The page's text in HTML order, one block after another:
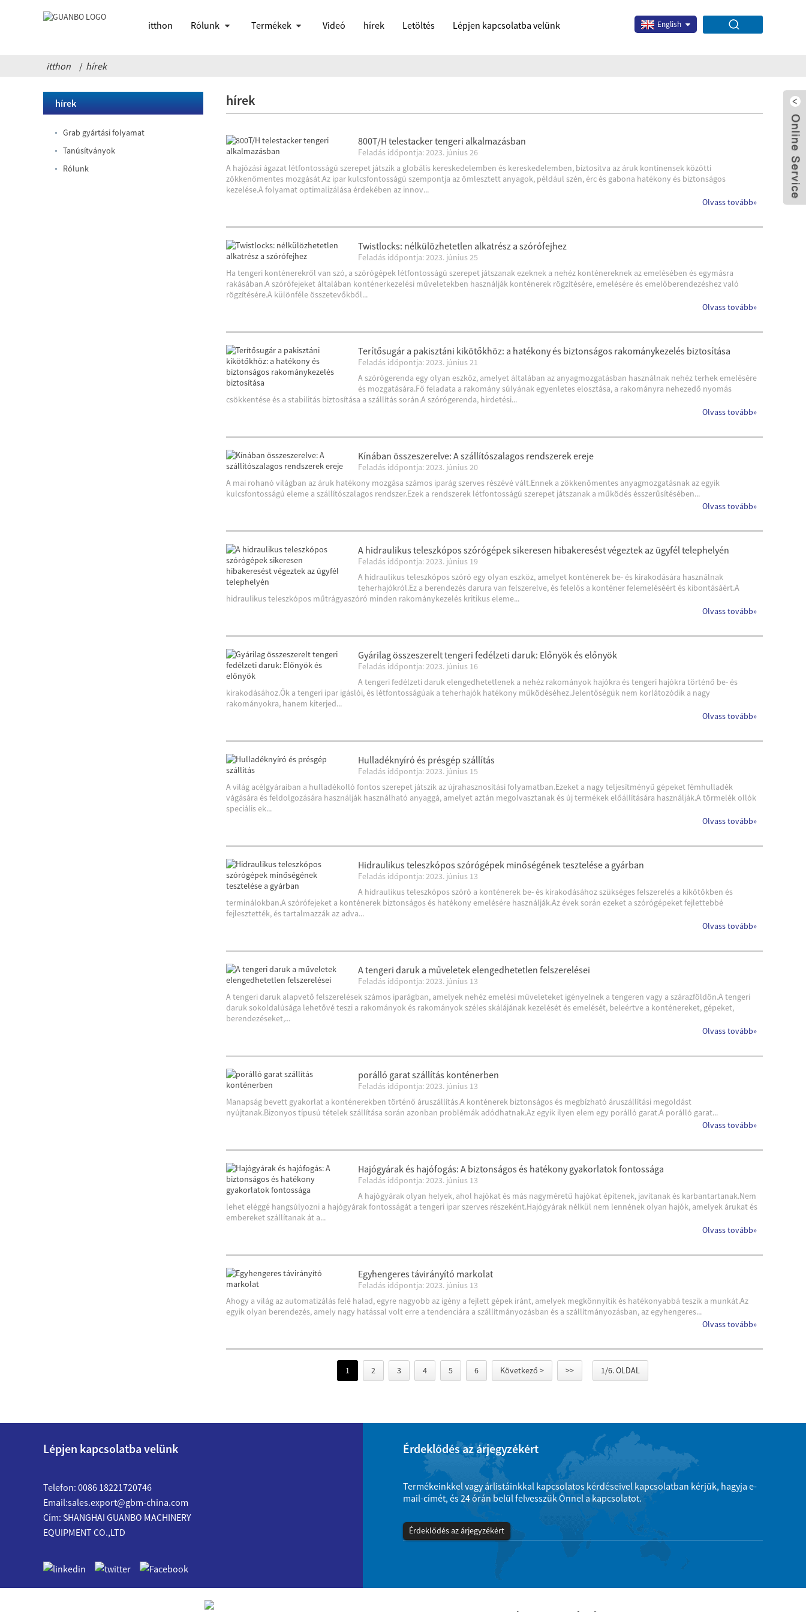
English
itthon Rólunk Termékek Videó hírek Letöltés Lépjen kapcsolatba velünk
itthon hírek
hírek
Grab gyártási folyamat
Tanúsítványok
Rólunk
hírek
800T/H telestacker tengeri alkalmazásban
Feladás időpontja: 2023. június 26
A hajózási ágazat létfontosságú szerepet játszik a globális kereskedelemben és kereskedelemben, biztosítva az áruk kontinensek közötti
zökkenőmentes mozgását.Az ipar kulcsfontosságú szempontja az ömlesztett anyagok, például szén, érc és gabona hatékony és biztonságos
kezelése.A folyamat optimalizálása érdekében az innov...
Olvass tovább»
Twistlocks: nélkülözhetetlen alkatrész a szórófejhez
Feladás időpontja: 2023. június 25
Ha tengeri konténerekről van szó, a szórógépek létfontosságú szerepet játszanak ezeknek a nehéz konténereknek az emelésében és egymásra
rakásában.A szórófejeket általában konténerkezelési műveletekben használják konténerek rögzítésére, emelésére és emelőberendezéshez való
rögzítésére.A különféle összetevőkből...
Olvass tovább»
Terítősugár a pakisztáni kikötőkhöz: a hatékony és biztonságos rakománykezelés biztosítása
Feladás időpontja: 2023. június 21
A szórógerenda egy olyan eszköz, amelyet általában az anyagmozgatásban használnak nehéz terhek emelésére
és mozgatására.Fő feladata a rakomány súlyának egyenletes elosztása, a rakományra nehezedő nyomás
csökkentése és a stabilitás biztosítása a szállítás során.A szórógerenda, hirdetési...
Olvass tovább»
Kínában összeszerelve: A szállítószalagos rendszerek ereje
Feladás időpontja: 2023. június 20
A mai rohanó világban az áruk hatékony mozgása számos iparág szerves részévé vált.Ennek a zökkenőmentes anyagmozgatásnak az egyik
kulcsfontosságú eleme a szállítószalagos rendszer.Ezek a rendszerek létfontosságú szerepet játszanak a működés ésszerűsítésében...
Olvass tovább»
A hidraulikus teleszkópos szórógépek sikeresen hibakeresést végeztek az ügyfél telephelyén
Feladás időpontja: 2023. június 19
A hidraulikus teleszkópos szóró egy olyan eszköz, amelyet konténerek be- és kirakodására használnak
teherhajókról.Ez a berendezés darura van felszerelve, és felelős a konténer felemeléséért és kibontásáért.A
hidraulikus teleszkópos műtrágyaszóró minden rakománykezelés kritikus eleme...
Olvass tovább»
Gyárilag összeszerelt tengeri fedélzeti daruk: Előnyök és előnyök
Feladás időpontja: 2023. június 16
A tengeri fedélzeti daruk elengedhetetlenek a nehéz rakományok hajókra és tengeri hajókra történő be- és
kirakodásához.Ők a tengeri ipar igáslói, és létfontosságúak a teherhajók hatékony működéséhez.Jelentőségük nem korlátozódik a nagy
rakományokra, hanem kiterjed...
Olvass tovább»
Hulladéknyíró és présgép szállítás
Feladás időpontja: 2023. június 15
A világ acélgyáraiban a hulladékolló fontos szerepet játszik az újrahasznosítási folyamatban.Ezeket a nagy teljesítményű gépeket fémhulladék
vágására és feldolgozására használják használható anyaggá, amelyet aztán megolvasztanak és új termékek előállítására használják.A törmelék ollók
speciális ek...
Olvass tovább»
Hidraulikus teleszkópos szórógépek minőségének tesztelése a gyárban
Feladás időpontja: 2023. június 13
A hidraulikus teleszkópos szóró a konténerek be- és kirakodásához szükséges felszerelés a kikötőkben és
terminálokban.A szórófejeket a konténerek biztonságos és hatékony emelésére használják.Az évek során ezeket a szórógépeket fejlettebbé
fejlesztették, és tartalmazzák az adva...
Olvass tovább»
A tengeri daruk a műveletek elengedhetetlen felszerelései
Feladás időpontja: 2023. június 13
A tengeri daruk alapvető felszerelések számos iparágban, amelyek nehéz emelési műveleteket igényelnek a tengeren vagy a szárazföldön.A tengeri
daruk sokoldalúsága lehetővé teszi a rakományok és rakományok széles skálájának kezelését és emelését, beleértve a konténereket, gépeket,
berendezéseket,...
Olvass tovább»
porálló garat szállítás konténerben
Feladás időpontja: 2023. június 13
Manapság bevett gyakorlat a konténerekben történő áruszállítás.A konténerek biztonságos és megbízható áruszállítási megoldást
nyújtanak.Bizonyos típusú tételek szállítása során azonban problémák adódhatnak.Az egyik ilyen elem egy porálló garat.A porálló garat...
Olvass tovább»
Hajógyárak és hajófogás: A biztonságos és hatékony gyakorlatok fontossága
Feladás időpontja: 2023. június 13
A hajógyárak olyan helyek, ahol hajókat és más nagyméretű hajókat építenek, javítanak és karbantartanak.Nem
lehet eléggé hangsúlyozni a hajógyárak fontosságát a tengeri ipar szerves részeként.Hajógyárak nélkül nem lennének olyan hajók, amelyek árukat és
embereket szállítanak át a...
Olvass tovább»
Egyhengeres távirányító markolat
Feladás időpontja: 2023. június 13
Ahogy a világ az automatizálás felé halad, egyre nagyobb az igény a fejlett gépek iránt, amelyek megkönnyítik és hatékonyabbá teszik a munkát.Az
egyik olyan berendezés, amely nagy hatással volt erre a tendenciára a szállítmányozásban és a szállítmányozásban, az egyhengeres...
Olvass tovább»
1 2 3 4 5 6 Következő > >> 1/6. OLDAL
Lépjen kapcsolatba velünk
Telefon: 0086 18221720746
Email:sales.export@gbm-china.com
Cím: SHANGHAI GUANBO MACHINERY
EQUIPMENT CO.,LTD
Érdeklődés az árjegyzékért
Termékeinkkel vagy árlistáinkkal kapcsolatos kérdéseivel kapcsolatban kérjük, hagyja e-
mail-címét, és 24 órán belül felvesszük Önnel a kapcsolatot.
Érdeklődés az árjegyzékért